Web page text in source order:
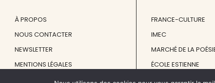
À PROPOS
NOUS CONTACTER
NEWSLETTER
MENTIONS LÉGALES
FRANCE-CULTURE
IMEC
MARCHÉ DE LA
ÉCOLE ESTIENNE